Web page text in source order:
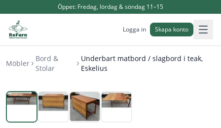
Öppet: Fredag, lördag & söndag 11–15
Logga in Skapa konto
Möbler
Bord &
Stolar
Underbart matbord / slagbord i teak,
Eskelius